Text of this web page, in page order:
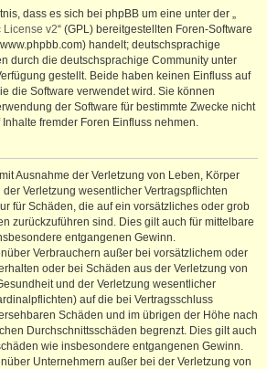
dass es sich bei phpBB um eine unter der „
License v2“ (GPL) bereitgestellten Foren-Software
handelt; deutschsprachige
durch die deutschsprachige Community unter
gestellt. Beide haben keinen Einfluss auf
die Software verwendet wird. Sie können
der Software für bestimmte Zwecke nicht
fremder Foren Einfluss nehmen.
Ausnahme der Verletzung von Leben, Körper
Verletzung wesentlicher Vertragspflichten
für Schäden, die auf ein vorsätzliches oder grob
zurückzuführen sind. Dies gilt auch für mittelbare
entgangenen Gewinn.
Verbrauchern außer bei vorsätzlichem oder
oder bei Schäden aus der Verletzung von
und der Verletzung wesentlicher
auf die bei Vertragsschluss
Schäden und im übrigen der Höhe nach
Durchschnittsschäden begrenzt. Dies gilt auch
wie insbesondere entgangenen Gewinn.
Unternehmern außer bei der Verletzung von